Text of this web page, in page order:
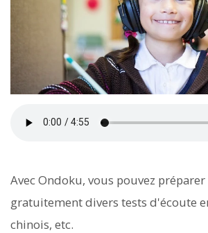
Avec Ondoku, vous pouvez
gratuitement divers tests d'écoute
chinois, etc.